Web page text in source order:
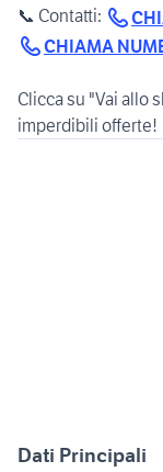
📞 Contatti:
CHIAMA
Clicca su "Vai allo
imperdibili offerte!
Dati Principali